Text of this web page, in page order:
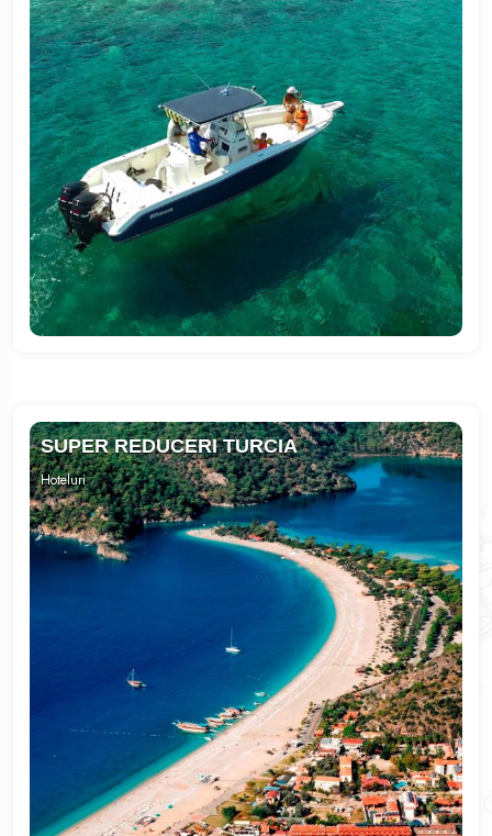
Antalya - Belek
Antalya - Lara / Kundu
Antalya - Kemer
Kusadasi
Bodrum
Didim
Marmaris
Fethiye
SUPER REDUCERI TURCIA
Hoteluri
DELPHIN DELUXE 5*
SELECTUM FAMILY RESORT SIDE 5*
GRAND YAZICI CLUB TURBAN HV
LIBERTY KUSADASI 5*
SUNIS EFES ROYAL PALACE 5*